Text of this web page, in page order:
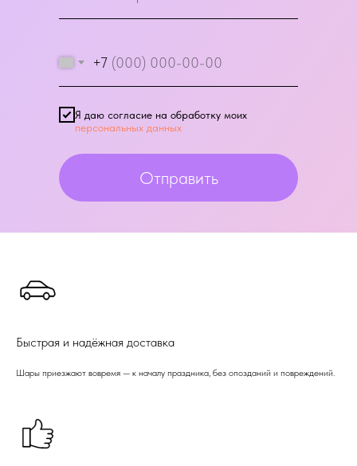
+7
Я даю согласие на обработку моих
персональных данных
Отправить
Быстрая и надёжная доставка
Шары приезжают вовремя — к началу праздника, без опозданий и повреждений.